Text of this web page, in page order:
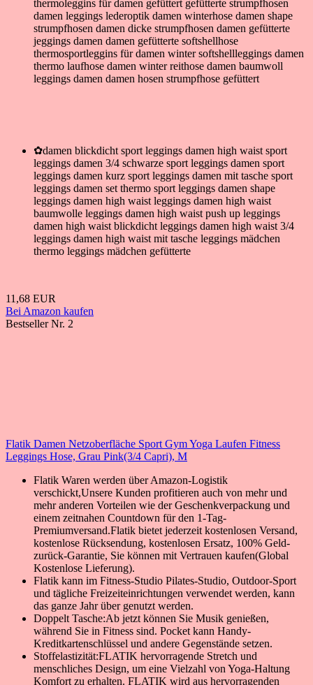
thermoleggins für damen gefüttert gefütterte strumpfhosen
damen leggings lederoptik damen winterhose damen shape
strumpfhosen damen dicke strumpfhosen damen gefütterte
jeggings damen damen gefütterte softshellhose
thermosportleggins für damen winter softshellleggings damen
thermo laufhose damen winter reithose damen baumwoll
leggings damen damen hosen strumpfhose gefüttert
✿damen blickdicht sport leggings damen high waist sport
leggings damen 3/4 schwarze sport leggings damen sport
leggings damen kurz sport leggings damen mit tasche sport
leggings damen set thermo sport leggings damen shape
leggings damen high waist leggings damen high waist
baumwolle leggings damen high waist push up leggings
damen high waist blickdicht leggings damen high waist 3/4
leggings damen high waist mit tasche leggings mädchen
thermo leggings mädchen gefütterte
11,68 EUR
Bei Amazon kaufen
Bestseller Nr. 2
Flatik Damen Netzoberfläche Sport Gym Yoga Laufen Fitness
Leggings Hose, Grau Pink(3/4 Capri), M
Flatik Waren werden über Amazon-Logistik
verschickt,Unsere Kunden profitieren auch von mehr und
mehr anderen Vorteilen wie der Geschenkverpackung und
einem zeitnahen Countdown für den 1-Tag-
Premiumversand.Flatik bietet jederzeit kostenlosen Versand,
kostenlose Rücksendung, kostenlosen Ersatz, 100% Geld-
zurück-Garantie, Sie können mit Vertrauen kaufen(Global
Kostenlose Lieferung).
Flatik kann im Fitness-Studio Pilates-Studio, Outdoor-Sport
und tägliche Freizeiteinrichtungen verwendet werden, kann
das ganze Jahr über genutzt werden.
Doppelt Tasche:Ab jetzt können Sie Musik genießen,
während Sie in Fitness sind. Pocket kann Handy-
Kreditkartenschlüssel und andere Gegenstände setzen.
Stoffelastizität:FLATIK hervorragende Stretch und
menschliches Design, um eine Vielzahl von Yoga-Haltung
Komfort zu erhalten. FLATIK wird aus hervorragenden